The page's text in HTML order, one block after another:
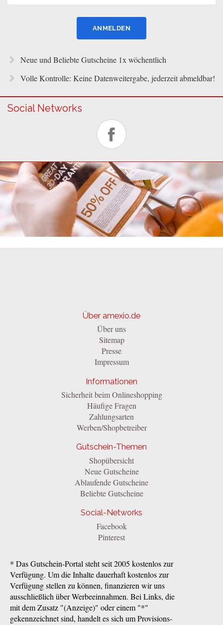
Neue und Beliebte Gutscheine 1x wöchentlich
Volle Kontrolle: Keine Datenweitergabe, jederzeit abmeldbar!
Social Networks
Über amexio.de
Über uns
Sitemap
Presse
Impressum
Informationen
Sicherheit beim Onlineshopping
Häufige Fragen
Zahlungsarten
Werben/Shopbetreiber
Gutschein-Themen
Shopübersicht
Neue Gutscheine
Ablaufende Gutscheine
Beliebte Gutscheine
Social-Networks
Facebook
Pinterest
* Das Gutschein-Portal steht seit 2005 kostenlos zur
Verfügung. Um die Inhalte dauerhaft kostenlos zur
Verfügung stellen zu können, finanzieren wir uns
ausschließlich über Werbeeinnahmen. Bei Links, die
mit dem Zusatz "(Anzeige)" oder einem "*"
gekennzeichnet sind, handelt es sich um Provisions-